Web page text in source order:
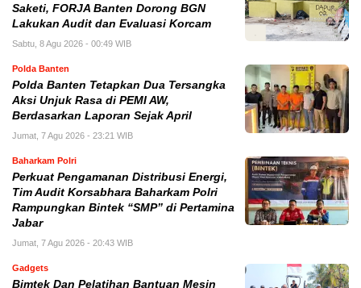
Saketi, FORJA Banten Dorong BGN
Lakukan Audit dan Evaluasi Korcam
Sabtu, 8 Agu 2026 - 00:49 WIB
Polda Banten
Polda Banten Tetapkan Dua Tersangka
Aksi Unjuk Rasa di PEMI AW,
Berdasarkan Laporan Sejak April
Jumat, 7 Agu 2026 - 23:21 WIB
Baharkam Polri
Perkuat Pengamanan Distribusi Energi,
Tim Audit Korsabhara Baharkam Polri
Rampungkan Bintek “SMP” di Pertamina
Jabar
Jumat, 7 Agu 2026 - 20:43 WIB
Gadgets
Bimtek Dan Pelatihan Bantuan Mesin